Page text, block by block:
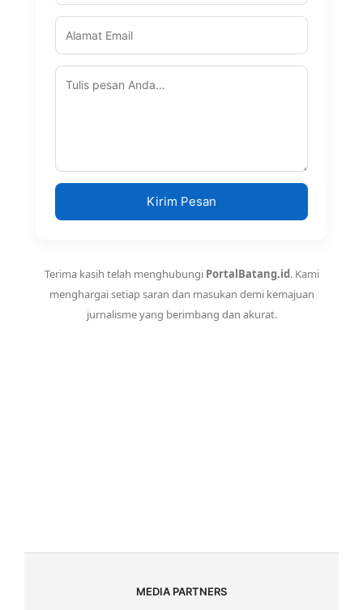
Kirim Pesan
Terima kasih telah menghubungi PortalBatang.id. Kami
menghargai setiap saran dan masukan demi kemajuan
jurnalisme yang berimbang dan akurat.
MEDIA PARTNERS